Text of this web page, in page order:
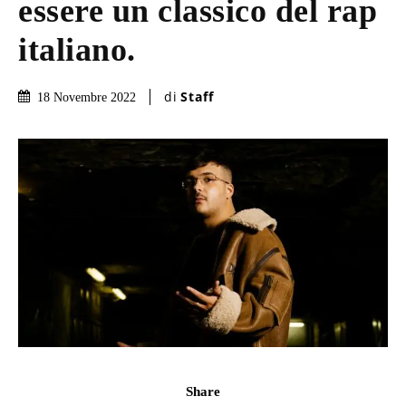
essere un classico del rap
italiano.
18 Novembre 2022 di Staff
Share